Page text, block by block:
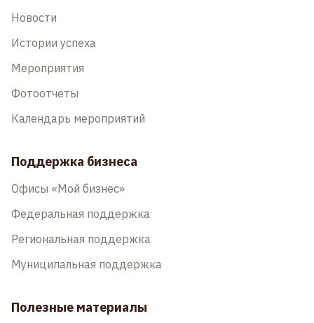
Новости
Истории успеха
Мероприятия
Фотоотчеты
Календарь мероприятий
Поддержка бизнеса
Офисы «Мой бизнес»
Федеральная поддержка
Региональная поддержка
Муниципальная поддержка
Полезные материалы